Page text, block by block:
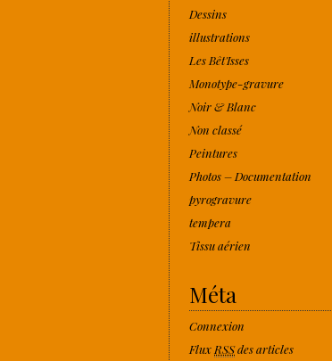
Dessins
illustrations
Les Bêt'Isses
Monotype-gravure
Noir & Blanc
Non classé
Peintures
Photos – Documentation
pyrogravure
tempera
Tissu aérien
Méta
Connexion
Flux RSSdes articles